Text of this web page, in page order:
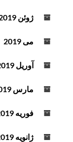
ژوئن 2019
می 2019
آوریل 2019
مارس 2019
فوریه 2019
ژانویه 2019